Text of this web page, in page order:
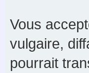
Vous
vulgaire,
pourrait